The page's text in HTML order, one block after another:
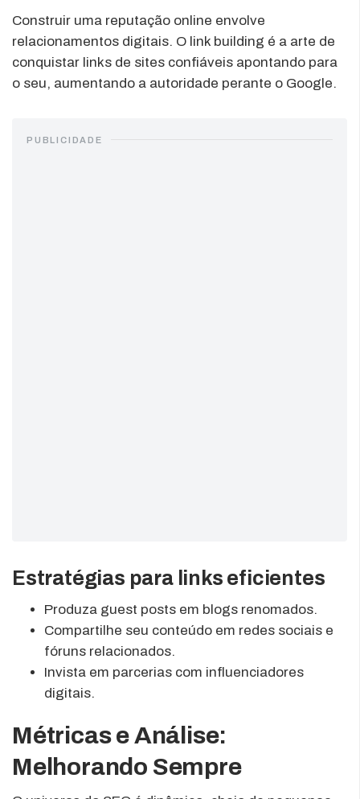
Construir uma reputação online envolve
relacionamentos digitais. O link building é a arte de
conquistar links de sites confiáveis apontando para
o seu, aumentando a autoridade perante o Google.
PUBLICIDADE
Estratégias para links eficientes
Produza guest posts em blogs renomados.
Compartilhe seu conteúdo em redes sociais e
fóruns relacionados.
Invista em parcerias com influenciadores
digitais.
Métricas e Análise:
Melhorando Sempre